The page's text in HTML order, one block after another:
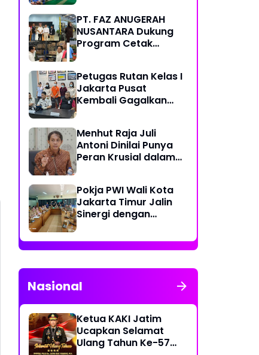
Kebersamaan
PT. FAZ ANUGERAH
NUSANTARA Dukung
Program Cetak
Pestisida
Petugas Rutan Kelas I
Jakarta Pusat
Kembali Gagalkan
Disembunyikan di
Pakaian Dalam
Pengunjung
Menhut Raja Juli
Antoni Dinilai Punya
Peran Krusial dalam
Hutan
Pokja PWI Wali Kota
Jakarta Timur Jalin
Sinergi dengan
untuk Perkuat
Publikasi Informasi
Nasional
Ketua KAKI Jatim
Ucapkan Selamat
Ulang Tahun Ke-57